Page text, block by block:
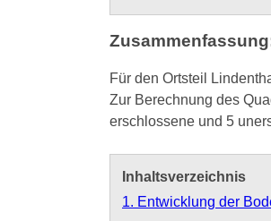
Für den Ortsteil
Zur Berechnung des
erschlossene und 5
Inhaltsverzeichnis
1. Entwicklung der